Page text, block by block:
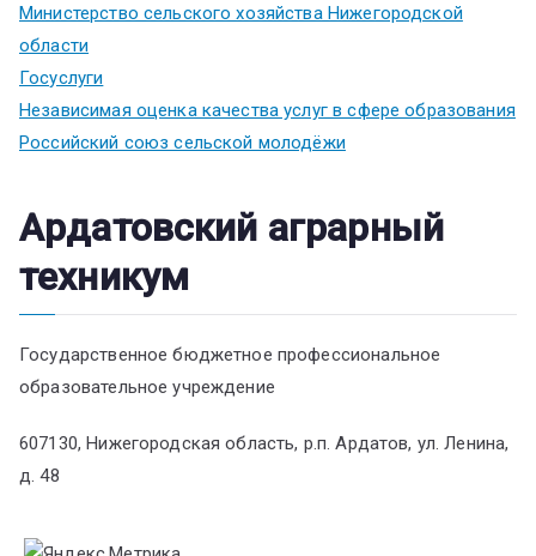
Министерство сельского хозяйства Нижегородской
области
Госуслуги
Независимая оценка качества услуг в сфере образования
Российский союз сельской молодёжи
Ардатовский аграрный
техникум
Государственное бюджетное профессиональное
образовательное учреждение
607130, Нижегородская область, р.п. Ардатов, ул. Ленина,
д. 48